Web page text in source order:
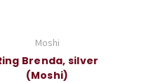
Moshi
Brenda, silver
(Moshi)